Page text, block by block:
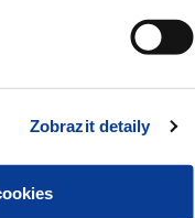
Zobrazit detaily